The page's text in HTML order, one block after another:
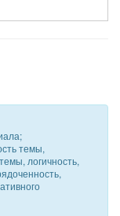
темы,
логичность,